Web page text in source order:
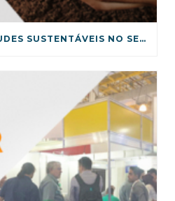
COMO INCLUIR ATITUDES SUSTENTÁVEIS NO SEU DIA A DIA?